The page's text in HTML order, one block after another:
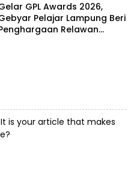
GPL Awards 2026,
Pelajar Lampung Beri
Relawan
is your article that makes